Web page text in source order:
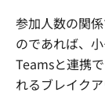
参加人数の関
のであれば、
Teamsと連携
れるブレイク